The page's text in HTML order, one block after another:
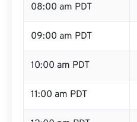
08:00 am PDT
09:00 am PDT
10:00 am PDT
11:00 am PDT